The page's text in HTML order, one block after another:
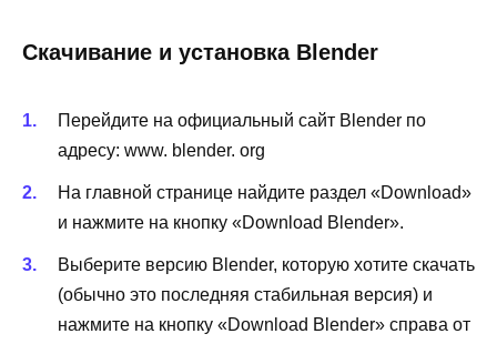
Скачивание и установка Blender
Перейдите на официальный сайт Blender по
адресу: www. blender. org
На главной странице найдите раздел «Download»
и нажмите на кнопку «Download Blender».
Выберите версию Blender, которую хотите скачать
(обычно это последняя стабильная версия) и
нажмите на кнопку «Download Blender» справа от